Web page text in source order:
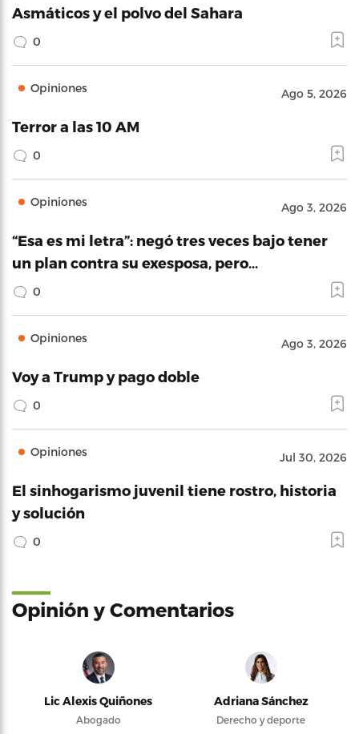
Asmáticos y el polvo del Sahara
0
Opiniones Ago 5, 2026
Terror a las 10 AM
0
Opiniones Ago 3, 2026
“Esa es mi letra”: negó tres veces bajo tener
un plan contra su exesposa, pero…
0
Opiniones Ago 3, 2026
Voy a Trump y pago doble
0
Opiniones Jul 30, 2026
El sinhogarismo juvenil tiene rostro, historia
y solución
0
Opinión y Comentarios
Lic Alexis Quiñones
Abogado
Adriana Sánchez
Derecho y deporte